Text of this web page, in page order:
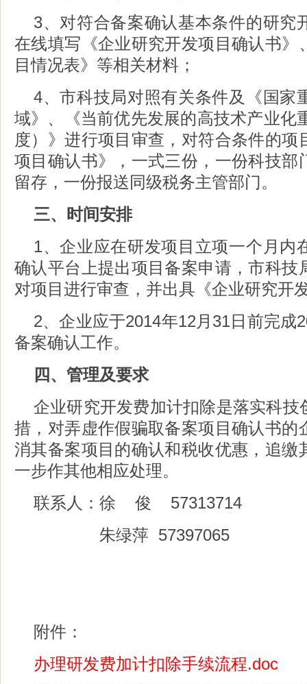
3、对符合备案确认基本条件的研究
在线填写《企业研究开发项目确认书》
目情况表》等相关材料；
4、市科技局对照有关条件及《国家
域》、《当前优先发展的高技术产业化
度）》进行项目审查，对符合条件的项
项目确认书》，一式三份，一份科技部
留存，一份报送同级税务主管部门。
三、时间安排
1、企业应在研发项目立项一个月内
确认平台上提出项目备案申请，市科技
对项目进行审查，并出具《企业研究开
2、企业应于2014年12月31日前完成
备案确认工作。
四、管理及要求
企业研究开发费加计扣除是落实科技
措，对弄虚作假骗取备案项目确认书的
消其备案项目的确认和税收优惠，追缴
一步作其他相应处理。
联系人：徐 俊 57313714
朱绿萍 57397065
附件：
办理研发费加计扣除手续流程.doc